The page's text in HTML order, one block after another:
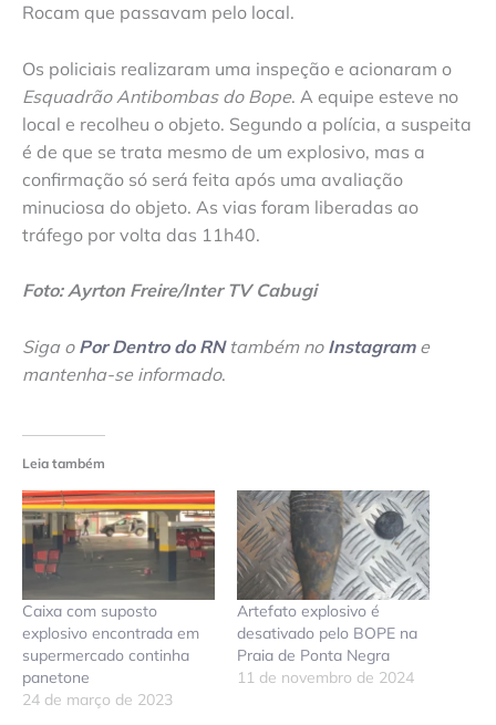
Rocam que passavam pelo local.
Os policiais realizaram uma inspeção e acionaram o
Esquadrão Antibombas do Bope. A equipe esteve no
local e recolheu o objeto. Segundo a polícia, a suspeita
é de que se trata mesmo de um explosivo, mas a
confirmação só será feita após uma avaliação
minuciosa do objeto. As vias foram liberadas ao
tráfego por volta das 11h40.
Foto: Ayrton Freire/Inter TV Cabugi
Siga o Por Dentro do RNtambém no Instagrame
mantenha-se informado.
Leia também
Caixa com suposto
explosivo encontrada em
supermercado continha
panetone
24 de março de 2023
Artefato explosivo é
desativado pelo BOPE na
Praia de Ponta Negra
11 de novembro de 2024